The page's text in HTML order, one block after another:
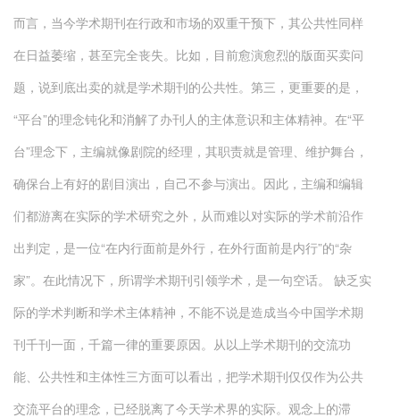
而言，当今学术期刊在行政和市场的双重干预下，其公共性同样
在日益萎缩，甚至完全丧失。比如，目前愈演愈烈的版面买卖问
题，说到底出卖的就是学术期刊的公共性。第三，更重要的是，
“平台”的理念钝化和消解了办刊人的主体意识和主体精神。在“平
台”理念下，主编就像剧院的经理，其职责就是管理、维护舞台，
确保台上有好的剧目演出，自己不参与演出。因此，主编和编辑
们都游离在实际的学术研究之外，从而难以对实际的学术前沿作
出判定，是一位“在内行面前是外行，在外行面前是内行”的“杂
家”。在此情况下，所谓学术期刊引领学术，是一句空话。 缺乏实
际的学术判断和学术主体精神，不能不说是造成当今中国学术期
刊千刊一面，千篇一律的重要原因。从以上学术期刊的交流功
能、公共性和主体性三方面可以看出，把学术期刊仅仅作为公共
交流平台的理念，已经脱离了今天学术界的实际。观念上的滞